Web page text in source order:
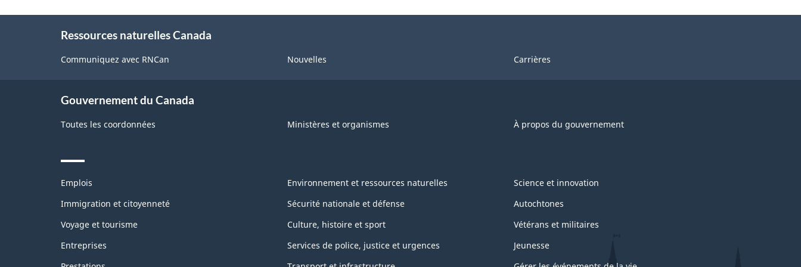
Ressources naturelles Canada
Communiquez avec RNCan Nouvelles Carrières
Gouvernement du Canada
Toutes les coordonnées Ministères et organismes À propos du gouvernement
Themes
topics
Emplois
Immigration et citoyenneté
Voyage et tourisme
Entreprises
Environnement et ressources naturelles
Sécurité nationale et défense
Culture, histoire et sport
Services de police, justice et urgences
Science et innovation
Autochtones
Vétérans et militaires
Jeunesse